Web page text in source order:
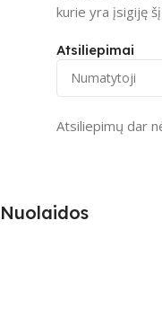
Atsiliepimai
Atsiliepimų dar
kurie yra įsigiję
Nuolaidos